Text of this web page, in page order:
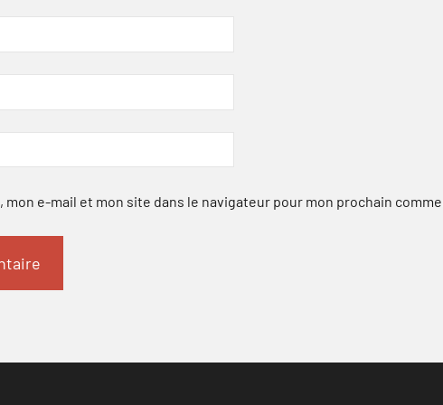
e-mail et mon site dans le navigateur pour mon prochain